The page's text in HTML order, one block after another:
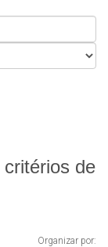
de
Organizar por: